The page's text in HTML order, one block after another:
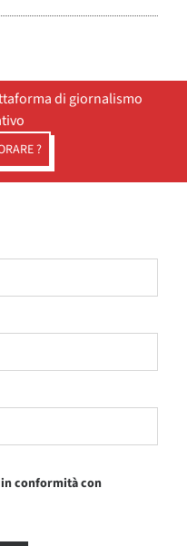
di giornalismo
?
conformità con